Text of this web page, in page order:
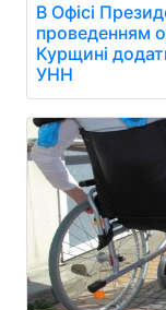
В Офісі
проведенням
Курщині
УНН